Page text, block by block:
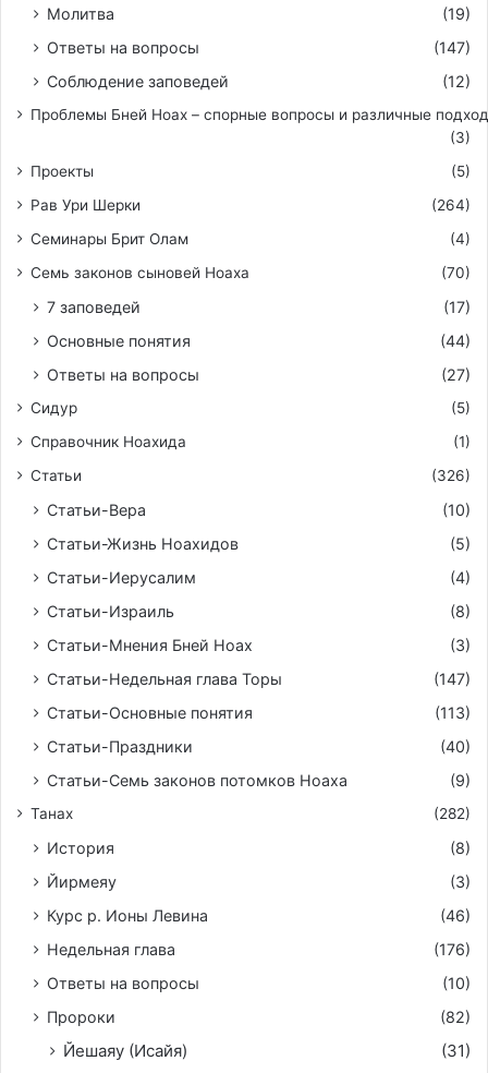
Молитва
(19)
Ответы на вопросы
(147)
Соблюдение заповедей
(12)
Проблемы Бней Ноах – спорные вопросы и различные
(3)
Проекты
(5)
Рав Ури Шерки
(264)
Семинары Брит Олам
(4)
Семь законов сыновей Ноаха
(70)
7 заповедей
(17)
Основные понятия
(44)
Ответы на вопросы
(27)
Сидур
(5)
Справочник Ноахида
(1)
Статьи
(326)
Статьи-Вера
(10)
Статьи-Жизнь Ноахидов
(5)
Статьи-Иерусалим
(4)
Статьи-Израиль
(8)
Статьи-Мнения Бней Ноах
(3)
Статьи-Недельная глава Торы
(147)
Статьи-Основные понятия
(113)
Статьи-Праздники
(40)
Статьи-Семь законов потомков Ноаха
(9)
Танах (282)
История
(8)
Йирмeяу
(3)
Курс р. Ионы Левина
(46)
Недельная глава
(176)
Ответы на вопросы
(10)
Пророки
(82)
Йешаяу (Исайя) (31)